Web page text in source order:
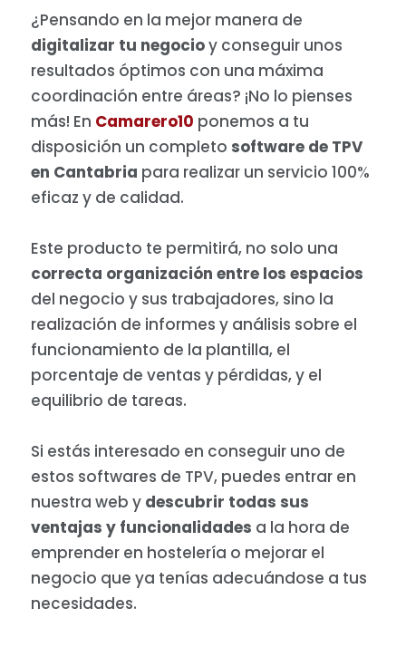
¿Pensando en la mejor manera de
digitalizar tu negocioy conseguir unos
resultados óptimos con una máxima
coordinación entre áreas? ¡No lo pienses
más! En Camarero10 ponemos a tu
disposición un completo software de TPV
en Cantabria para realizar un servicio 100%
eficaz y de calidad.
Este producto te permitirá, no solo una
correcta organización entre los espacios
del negocio y sus trabajadores, sino la
realización de informes y análisis sobre el
funcionamiento de la plantilla, el
porcentaje de ventas y pérdidas, y el
equilibrio de tareas.
Si estás interesado en conseguir uno de
estos softwares de TPV, puedes entrar en
nuestra web y descubrir todas sus
ventajas y funcionalidades a la hora de
emprender en hostelería o mejorar el
negocio que ya tenías adecuándose a tus
necesidades.